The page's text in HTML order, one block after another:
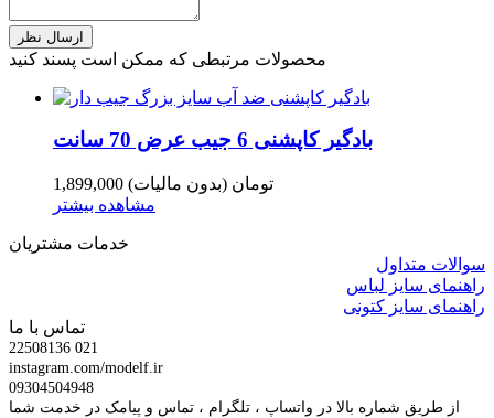
محصولات مرتبطی که ممکن است پسند کنید
بادگیر کاپشنی 6 جیب عرض 70 سانت
1,899,000 تومان (بدون مالیات)
مشاهده بیشتر
خدمات مشتریان
سوالات متداول
راهنمای سایز لباس
راهنمای سایز کتونی
تماس با ما
22508136 021
instagram.com/modelf.ir
09304504948
از طریق شماره بالا در واتساپ ، تلگرام ، تماس و پیامک در خدمت شما